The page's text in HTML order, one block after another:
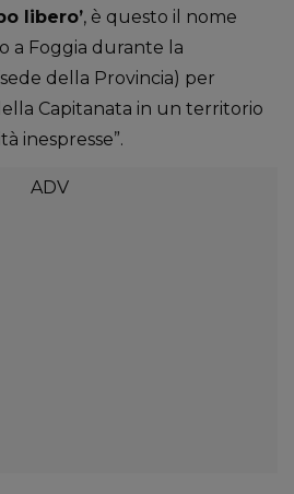
libero’, è questo il nome
a Foggia durante la
della Provincia) per
Capitanata in un territorio
inespresse”.